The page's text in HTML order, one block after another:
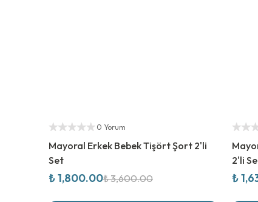
İlginizi
Yetkili Satıcı
0 Yorum
Mayoral Erkek Bebek Tişört Şort 2'li
Set
₺ 1,800.00₺ 3,600.00
2'li
₺